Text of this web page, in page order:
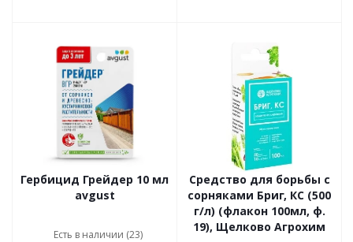
Гербицид Грейдер 10 мл
avgust
Есть в наличии (23)
Средство для борьбы с
сорняками Бриг, КС (500
г/л) (флакон 100мл, ф.
19), Щелково Агрохим